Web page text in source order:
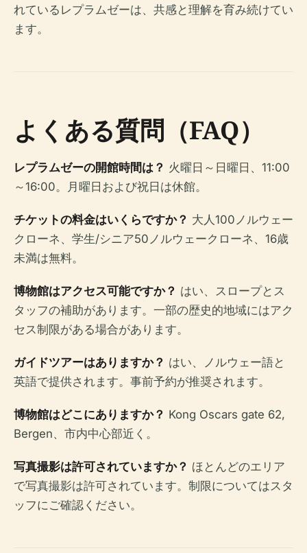
れているレプラムゼーは、共感と理解を育み続けてい
ます。
よくある質問（FAQ）
レプラムゼーの開館時間は？ 火曜日～日曜日、11:00
～16:00。月曜日および祝日は休館。
チケットの料金はいくらですか？ 大人100ノルウェー
クローネ、学生/シニア50ノルウェークローネ、16歳
未満は無料。
博物館はアクセス可能ですか？ はい、スロープとス
タッフの補助があります。一部の歴史的地域にはアク
セス制限がある場合があります。
ガイドツアーはありますか？ はい、ノルウェー語と
英語で提供されます。事前予約が推奨されます。
博物館はどこにありますか？ Kong Oscars gate 62,
Bergen、市内中心部近く。
写真撮影は許可されていますか？ ほとんどのエリア
で写真撮影は許可されています。制限についてはスタ
ッフにご確認ください。